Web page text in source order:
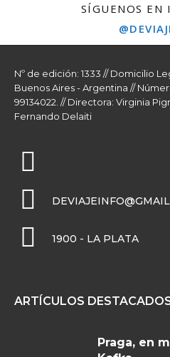
SÍGUENOS EN
Nº de edición: 1333 // Domicilio
Buenos Aires - Argentina //
99134022. // Directora: Virginia
Fernando Delaiti
1900 - LA PLATA
ARTÍCULOS
Praga, en